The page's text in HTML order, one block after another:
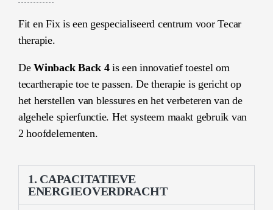
Fit en Fix is een gespecialiseerd centrum voor Tecar
therapie.
DeWinback Back 4is een innovatief toestel om
tecartherapie toe te passen. De therapie is gericht op
het herstellen van blessures en het verbeteren van de
algehele spierfunctie. Het systeem maakt gebruik van
2 hoofdelementen.
1. CAPACITATIEVE
ENERGIEOVERDRACHT